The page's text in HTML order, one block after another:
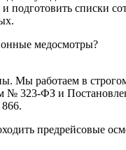
подготовить списки
медосмотры?
Мы работаем в
№ 323-ФЗ и
предрейсовые